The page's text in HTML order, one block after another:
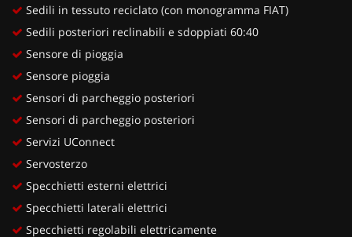
Sedili in tessuto reciclato (con monogramma FIAT)
Sedili posteriori reclinabili e sdoppiati 60:40
Sensore di pioggia
Sensore pioggia
Sensori di parcheggio posteriori
Sensori di parcheggio posteriori
Servizi UConnect
Servosterzo
Specchietti esterni elettrici
Specchietti laterali elettrici
Specchietti regolabili elettricamente